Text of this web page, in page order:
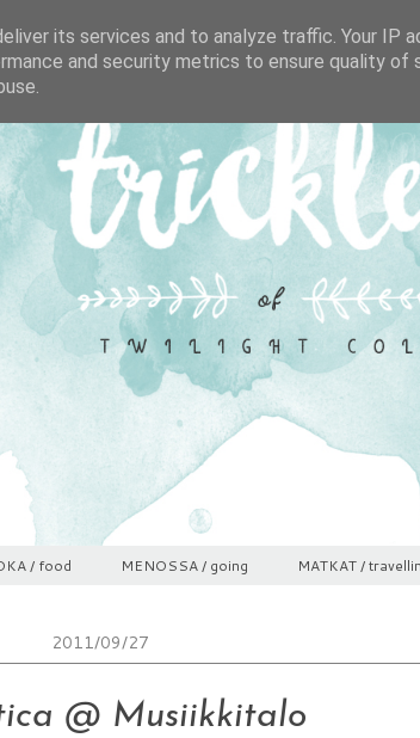
/ food MENOSSA / going MATKAT /
2011/09/27
@ Musiikkitalo
its services and to analyze traffic. Your IP
and security metrics to ensure quality of